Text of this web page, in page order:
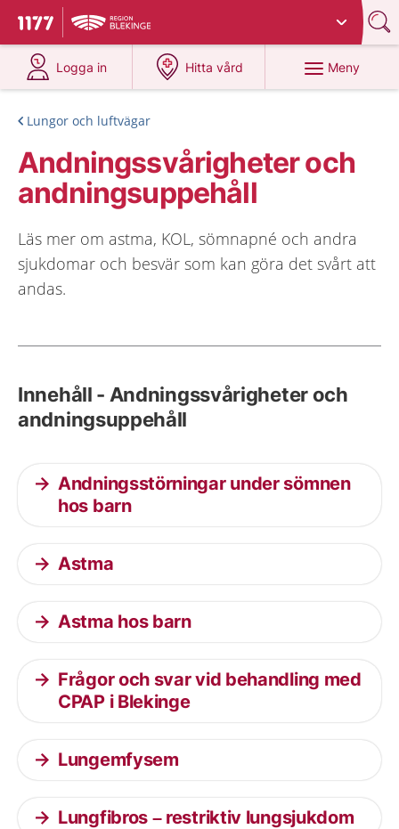
Till startsidan för 1177
Du har valt region
Logga in
på 1177.se
Hitta vård
på 1177.se
Meny
Lungor och luftvägar
Andningssvårigheter och
andningsuppehåll
Läs mer om astma, KOL, sömnapné och andra
sjukdomar och besvär som kan göra det svårt att
andas.
Innehåll - Andningssvårigheter och
andningsuppehåll
Andningsstörningar under sömnen
hos barn
Astma
Astma hos barn
Frågor och svar vid behandling med
CPAP i Blekinge
Lungemfysem
Lungfibros – restriktiv lungsjukdom